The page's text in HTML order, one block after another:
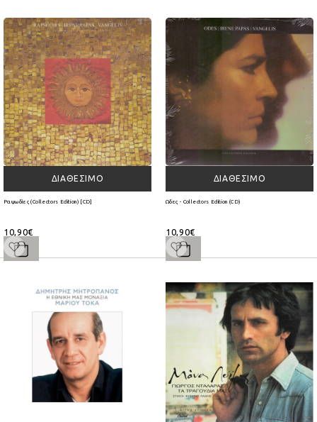
ΔΙΑΘΈΣΙΜΟ
Ραψωδίες (Collectors Edition) [CD]
10,90€
ΔΙΑΘΈΣΙΜΟ
Ωδες - Collectors Edition (CD)
10,90€